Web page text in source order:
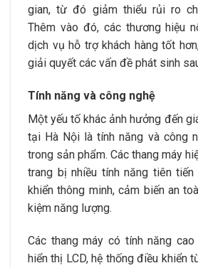
gian, từ đó giảm thiểu rủi ro
Thêm vào đó, các thương hiệu
dịch vụ hỗ trợ khách hàng tốt
giải quyết các vấn đề phát sinh
Tính năng và công nghệ
Một yếu tố khác ảnh hưởng đến
tại Hà Nội là tính năng và công
trong sản phẩm. Các thang máy
trang bị nhiều tính năng tiên
khiển thông minh, cảm biến an
kiệm năng lượng.
Các thang máy có tính năng
hiển thị LCD, hệ thống điều khiển